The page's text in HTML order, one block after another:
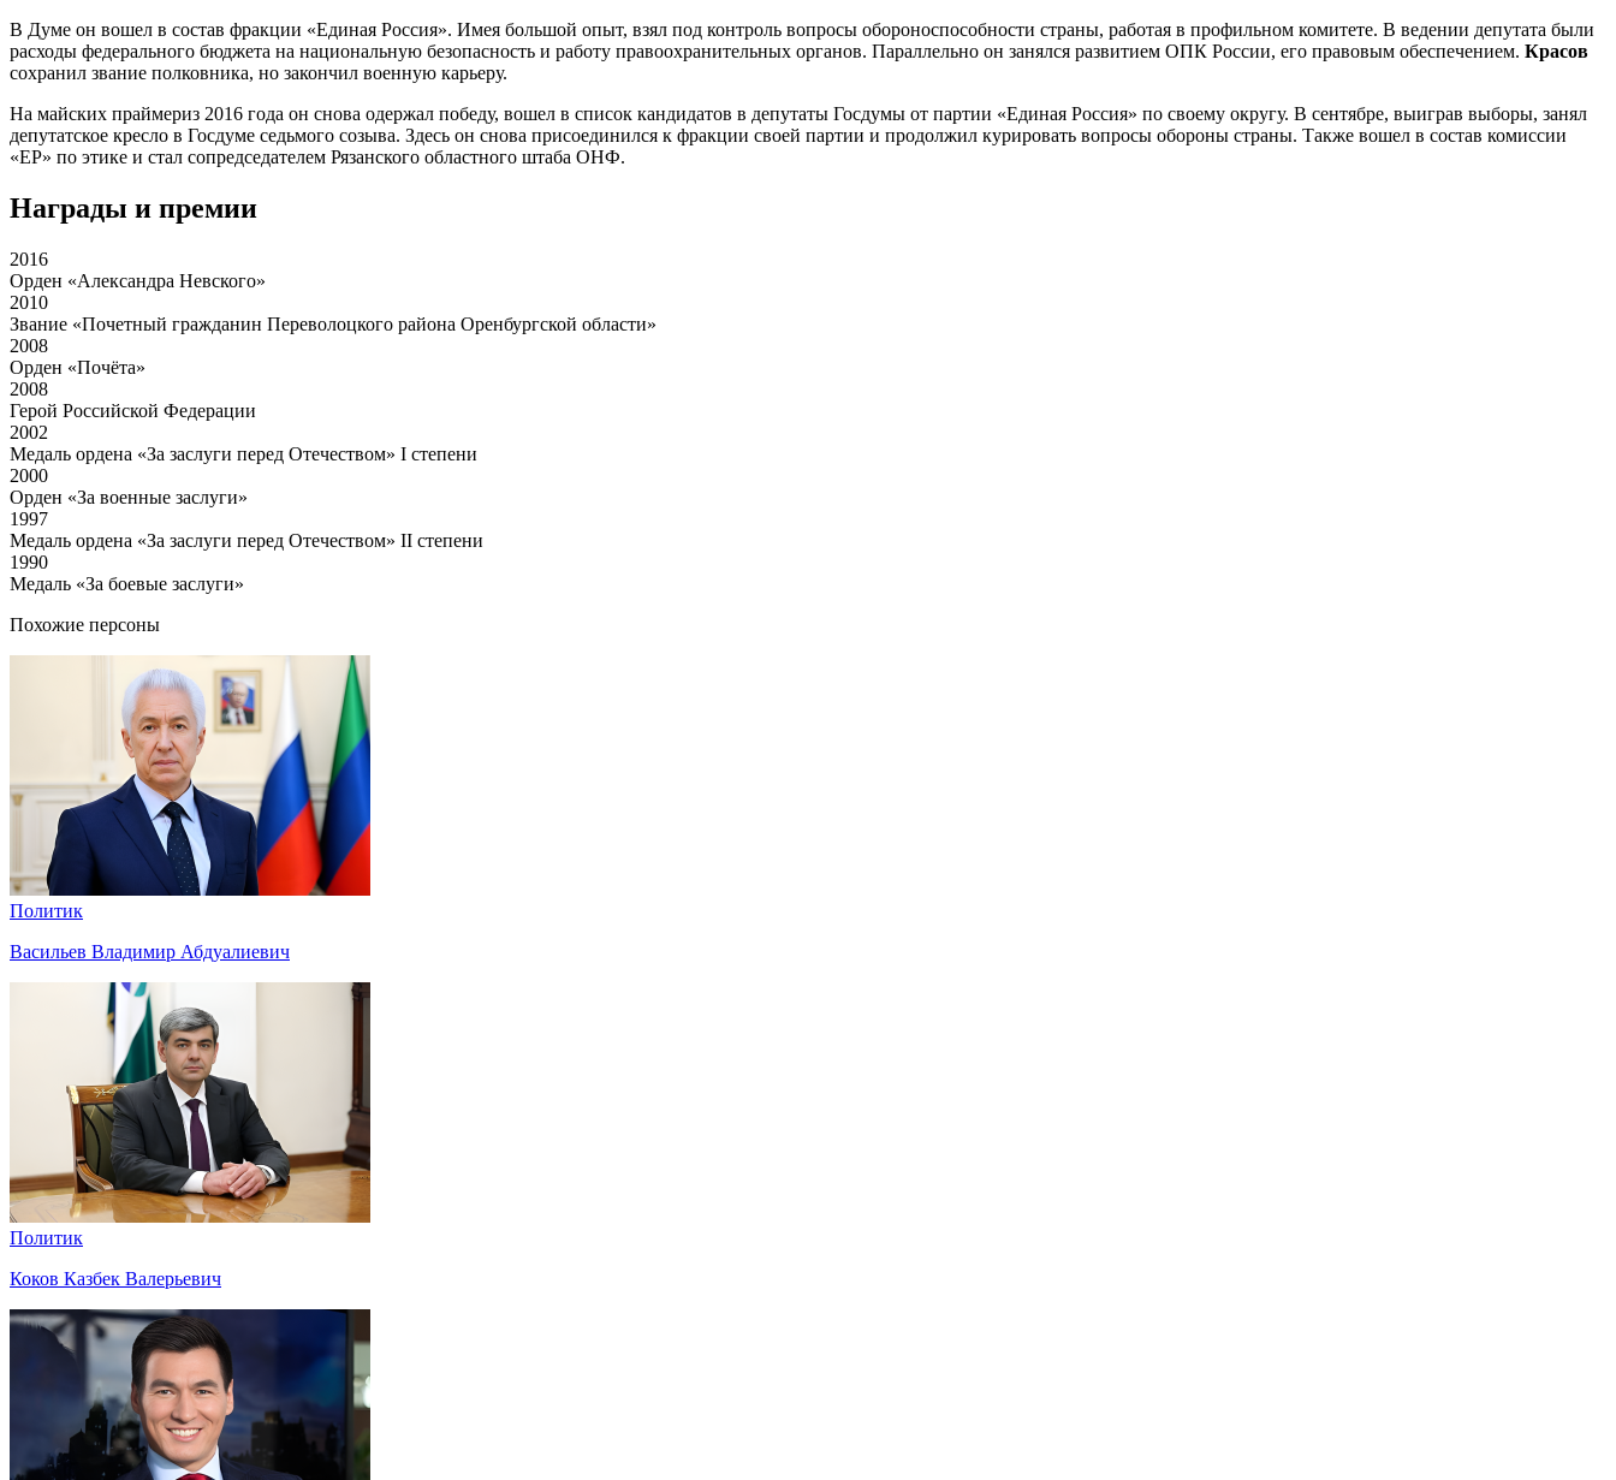
В Думе он вошел в состав фракции «Единая Россия». Имея большой опыт, взял под контроль вопросы обороноспособности страны, работая в профильном комитете. В ведении депутата были
расходы федерального бюджета на национальную безопасность и работу правоохранительных органов. Параллельно он занялся развитием ОПК России, его правовым обеспечением. Красов
сохранил звание полковника, но закончил военную карьеру.
На майских праймериз 2016 года он снова одержал победу, вошел в список кандидатов в депутаты Госдумы от партии «Единая Россия» по своему округу. В сентябре, выиграв выборы, занял
депутатское кресло в Госдуме седьмого созыва. Здесь он снова присоединился к фракции своей партии и продолжил курировать вопросы обороны страны. Также вошел в состав комиссии
«ЕР» по этике и стал сопредседателем Рязанского областного штаба ОНФ.
Награды и премии
2016
Орден «Александра Невского»
2010
Звание «Почетный гражданин Переволоцкого района Оренбургской области»
2008
Орден «Почёта»
2008
Герой Российской Федерации
2002
Медаль ордена «За заслуги перед Отечеством» I степени
2000
Орден «За военные заслуги»
1997
Медаль ордена «За заслуги перед Отечеством» II степени
1990
Медаль «За боевые заслуги»
Похожие персоны
Политик
Васильев Владимир Абдуалиевич
Политик
Коков Казбек Валерьевич